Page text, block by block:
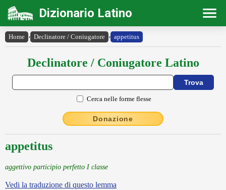
Dizionario Latino
Home › Declinatore / Coniugatore › appetitus
Declinatore / Coniugatore Latino
Cerca nelle forme flesse
Donazione
appetitus
aggettivo participio perfetto I classe
Vedi la traduzione di questo lemma